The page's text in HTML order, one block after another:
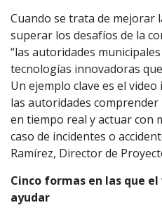
Cuando se trata de mejorar
superar los desafíos de la
“las autoridades
tecnologías innovadoras
Un ejemplo clave es el
las autoridades
en tiempo real y actuar con
caso de incidentes o
Ramírez, Director de
Cinco formas en las que
ayudar